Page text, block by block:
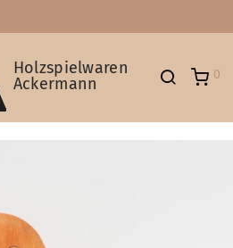
Holzspielwaren
Ackermann
0